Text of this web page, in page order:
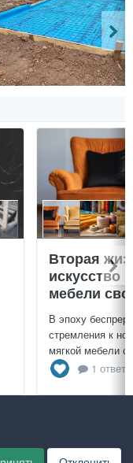
Вторая
искусство
мебели
В эпоху
стремления к
мягкой мебели
1 ответ